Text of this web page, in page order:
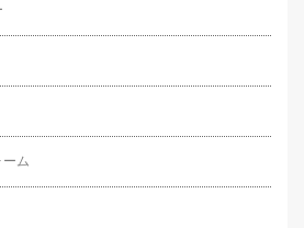
ーム